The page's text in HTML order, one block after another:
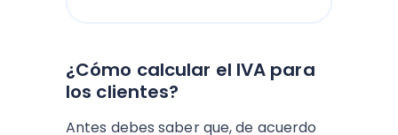
¿Cómo calcular el IVA para
los clientes?
Antes debes saber que, de acuerdo